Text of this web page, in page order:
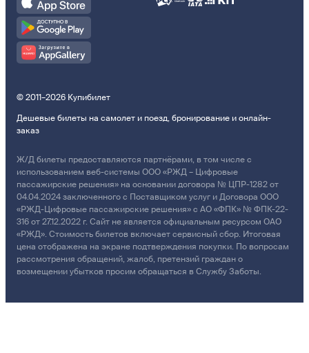
© 2011–2026 Купибилет
Дешевые билеты на самолет и поезд, бронирование и онлайн-
заказ
Ж/Д билеты предоставляются партнёрами, в том числе с
использованием веб-системы ООО «РЖД – Цифровые
пассажирские решения» на основании договора № ЦПР-1282 от
04.04.2024 заключенного с Поставщиком услуг и Договора ООО
«РЖД-Цифровые пассажирские решения» с АО «ФПК» № ФПК-22-
316 от 27.12.2022 г. Сайт не является официальным ресурсом ОАО
«РЖД». Стоимость билетов включает сервисный сбор. Итоговая
цена отображена на экране подтверждения покупки. По вопросам
рассмотрения обращений, жалоб, претензий граждан о
возмещении убытков просим обращаться в Службу Заботы.